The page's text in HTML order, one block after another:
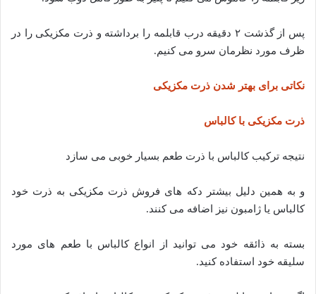
پس از گذشت ۲ دقیقه درب قابلمه را برداشته و ذرت مکزیکی را در
ظرف مورد نظرمان سرو می کنیم.
نکاتی برای بهتر شدن ذرت مکزیکی
ذرت مکزیکی با کالباس
نتیجه ترکیب کالباس با ذرت طعم بسیار خوبی می سازد
و به همین دلیل بیشتر دکه های فروش ذرت مکزیکی به ذرت خود
کالباس یا ژامبون نیز اضافه می کنند.
بسته به ذائقه خود می توانید از انواع کالباس با طعم های مورد
سلیقه خود استفاده کنید.